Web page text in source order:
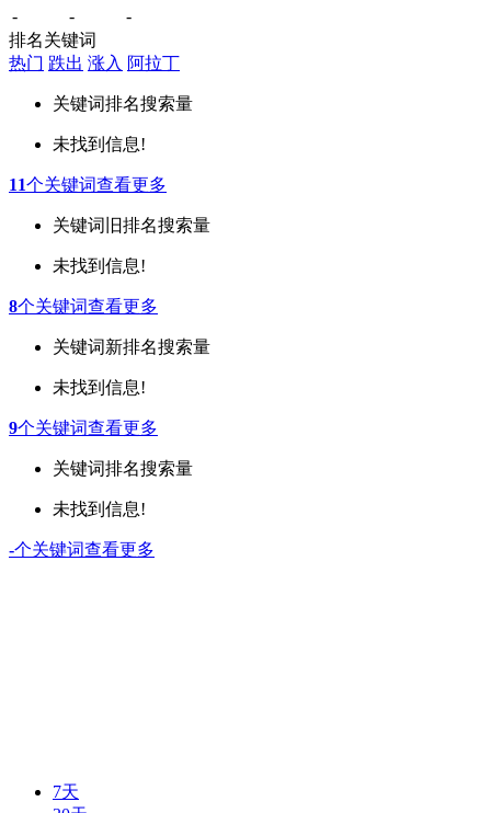
-
-
-
排名关键词
热门 跌出 涨入 阿拉丁
关键词排名搜索量
未找到信息!
11个关键词查看更多
关键词 旧排名搜索量
未找到信息!
8个关键词查看更多
关键词新排名搜索量
未找到信息!
9个关键词查看更多
关键词排名搜索量
未找到信息!
-个关键词查看更多
7天